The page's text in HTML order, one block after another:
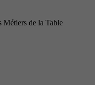
Métiers de la Table